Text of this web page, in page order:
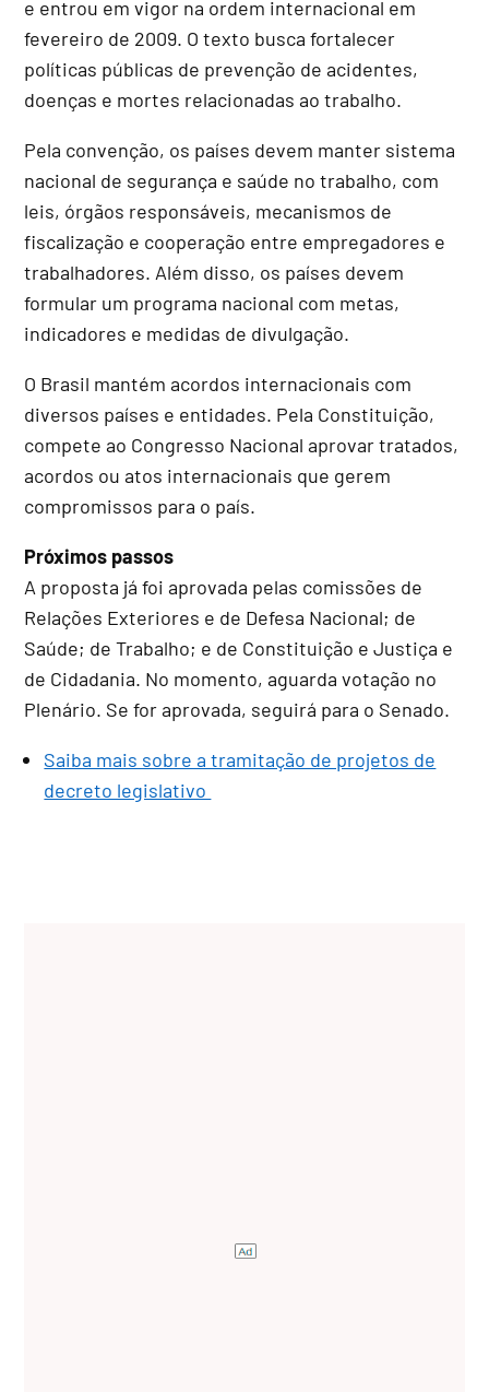
e entrou em vigor na ordem internacional em
fevereiro de 2009. O texto busca fortalecer
políticas públicas de prevenção de acidentes,
doenças e mortes relacionadas ao trabalho.
Pela convenção, os países devem manter sistema
nacional de segurança e saúde no trabalho, com
leis, órgãos responsáveis, mecanismos de
fiscalização e cooperação entre empregadores e
trabalhadores. Além disso, os países devem
formular um programa nacional com metas,
indicadores e medidas de divulgação.
O Brasil mantém acordos internacionais com
diversos países e entidades. Pela Constituição,
compete ao Congresso Nacional aprovar tratados,
acordos ou atos internacionais que gerem
compromissos para o país.
Próximos passos
A proposta já foi aprovada pelas comissões de
Relações Exteriores e de Defesa Nacional; de
Saúde; de Trabalho; e de Constituição e Justiça e
de Cidadania. No momento, aguarda votação no
Plenário. Se for aprovada, seguirá para o Senado.
Saiba mais sobre a tramitação de projetos de
decreto legislativo